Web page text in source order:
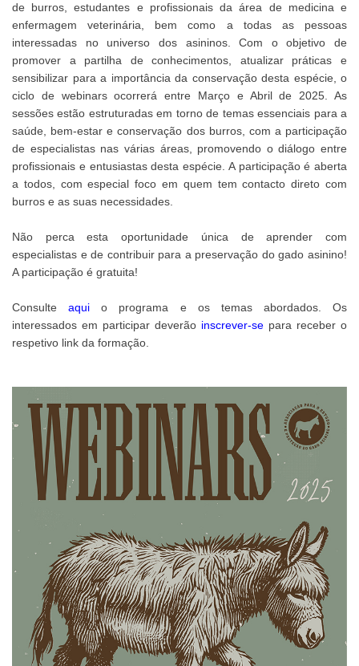
de burros, estudantes e profissionais da área de medicina e
enfermagem veterinária, bem como a todas as pessoas
interessadas no universo dos asininos. Com o objetivo de
promover a partilha de conhecimentos, atualizar práticas e
sensibilizar para a importância da conservação desta espécie, o
ciclo de webinars ocorrerá entre Março e Abril de 2025. As
sessões estão estruturadas em torno de temas essenciais para a
saúde, bem-estar e conservação dos burros, com a participação
de especialistas nas várias áreas, promovendo o diálogo entre
profissionais e entusiastas desta espécie. A participação é aberta
a todos, com especial foco em quem tem contacto direto com
burros e as suas necessidades.
Não perca esta oportunidade única de aprender com
especialistas e de contribuir para a preservação do gado asinino!
A participação é gratuita!
Consulteaqui
o programa e os temas abordados. Os
interessados em participar deverão inscrever-se para receber o
respetivo link da formação.